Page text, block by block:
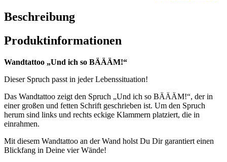
Beschreibung
Produktinformationen
Wandtattoo „Und ich so BÄÄÄM!“
Dieser Spruch passt in jeder Lebenssituation!
Das Wandtattoo zeigt den Spruch „Und ich so BÄÄÄM!“, der in
einer großen und fetten Schrift geschrieben ist. Um den Spruch
herum sind links und rechts eckige Klammern platziert, die in
einrahmen.
Mit diesem Wandtattoo an der Wand holst Du Dir garantiert einen
Blickfang in Deine vier Wände!